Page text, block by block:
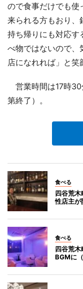
ので食事だけでも使
来られる方もおり、
持ち帰りにも対応す
べ物ではないので、
店になれれば」と笑
営業時間は17時
第終了）。
食べる
四谷荒
性店主が
食べる
四谷荒
BGMに